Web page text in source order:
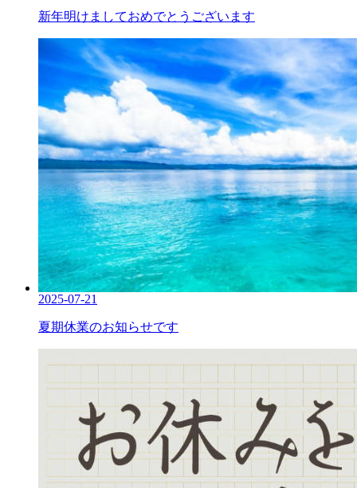
新年明けましておめでとうございます
2025-07-21
夏期休業のお知らせです